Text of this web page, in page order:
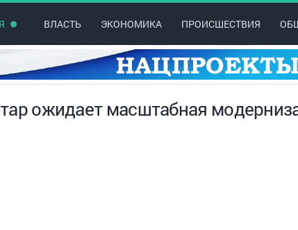
ВЛАСТЬ ЭКОНОМИКА ПРОИСШЕСТВИЯ
ожидает масштабная